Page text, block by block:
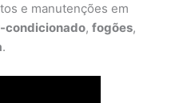
e manutenções em
condicionado,fogões,
.